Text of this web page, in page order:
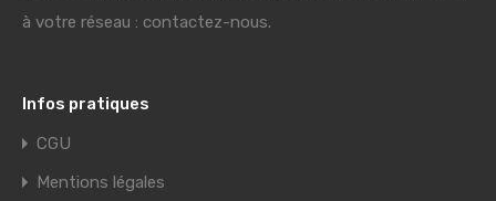
à votre réseau : contactez-nous.
Infos pratiques
CGU
Mentions légales